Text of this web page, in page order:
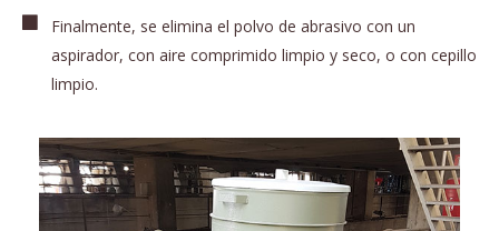
Finalmente, se elimina el polvo de abrasivo con un
aspirador, con aire comprimido limpio y seco, o con cepillo
limpio.